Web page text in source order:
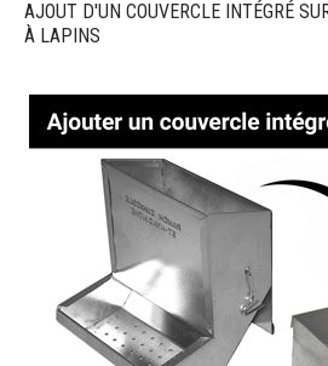
Produits
Nouveaux
Nous
AJOUT D'UN COUVERCLE INTÉGRÉ
À LAPINS